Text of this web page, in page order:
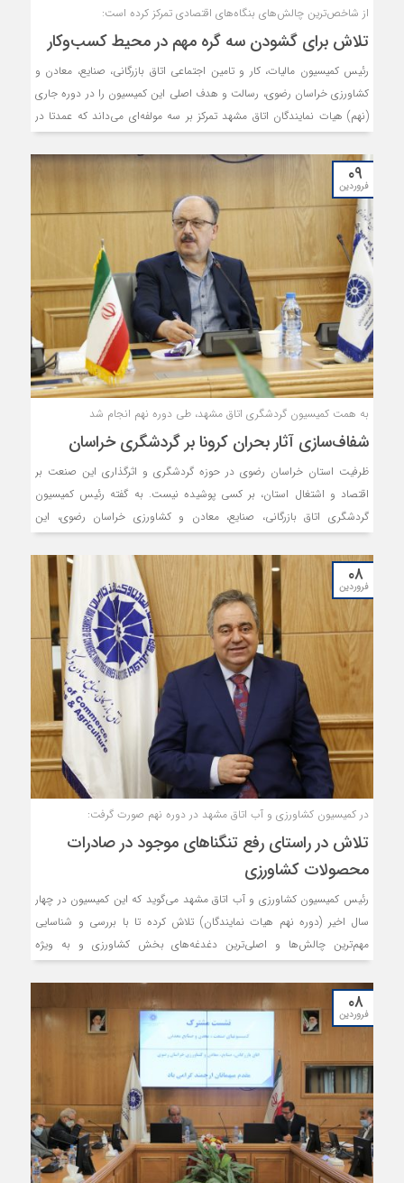
از شاخص‌ترین چالش‌های بنگاه‌های اقتصادی تمرکز کرده است:
تلاش برای گشودن سه گره مهم در محیط کسب‌وکار
رئیس کمیسیون مالیات، کار و تامین اجتماعی اتاق بازرگانی، صنایع، معادن و
کشاورزی خراسان رضوی، رسالت و هدف اصلی این کمیسیون را در دوره جاری
(نهم) هیات نمایندگان اتاق مشهد تمرکز بر سه مولفه‌ای می‌داند که عمدتا در
میان گزینه‌های مخل فضای کسب‌وکار قرار می‌گیرند و معتقد است که در این
بازه با همگرایی اعضای این کمیسیون و البته همراهی دستگاه‌ و ساختارهای
متولی، دستاوردهای مطلوبی حاصل آمده است.
۰۹
فروردین
به همت کمیسیون گردشگری اتاق مشهد، طی دوره نهم انجام شد
شفاف‌سازی آثار بحران کرونا بر گردشگری خراسان
ظرفیت استان خراسان رضوی در حوزه گردشگری و اثرگذاری این صنعت بر
اقتصاد و اشتغال استان، بر کسی پوشیده نیست. به گفته رئیس کمیسیون
گردشگری اتاق بازرگانی، صنایع، معادن و کشاورزی خراسان رضوی، این
تلاش کرده تا به بررسی وضعیت بازار هدف گردشگری در استان و شناسایی و
گردآوری آیین‌نامه‌ها و قوانین این حوزه، با هدف رفع ابهامات و توسعه بازار
گردشگری بپردازد.
۰۸
فروردین
در کمیسیون کشاورزی و آب اتاق مشهد در دوره نهم صورت گرفت:
تلاش در راستای رفع تنگناهای موجود در صادرات
محصولات کشاورزی
رئیس کمیسیون کشاورزی و آب اتاق مشهد می‌گوید که این کمیسیون در چهار
سال اخیر (دوره نهم هیات نمایندگان) تلاش کرده تا با بررسی و شناسایی
مهم‌ترین چالش‌ها و اصلی‌ترین دغدغه‌های بخش کشاورزی و به ویژه
معضلات اقدام نماید و مشورت‌های لازم در این خصوص را به اتاق و شورای
گفت‌وگو ارائه کند.
۰۸
فروردین